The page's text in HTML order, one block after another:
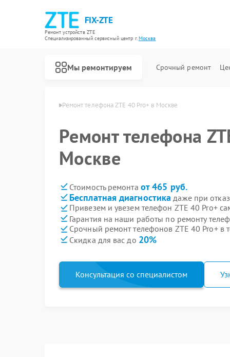
FIX-ZTE
Ремонт устройств ZTE
Специализированный cервисный центр г.Москва
Мы ремонтируем Срочный ремонт
Ремонт телефона ZTE 40 Pro+ в Москве
Ремонт телефона
Москве
Стоимость ремонта от 465 руб.
Бесплатная диагностика даже при
Привезем и увезем телефон ZTE 40 Pro+
Гарантия на наши работы по ремонту
Срочный ремонт телефонов ZTE 40 Pro+ в
Скидка для вас до 20%
Консультация со специалистом